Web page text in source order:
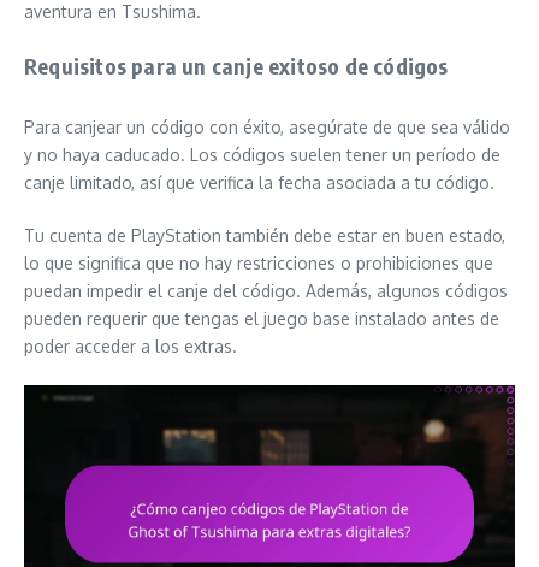
aventura en Tsushima.
Requisitos para un canje exitoso de códigos
Para canjear un código con éxito, asegúrate de que sea válido
y no haya caducado. Los códigos suelen tener un período de
canje limitado, así que verifica la fecha asociada a tu código.
Tu cuenta de PlayStation también debe estar en buen estado,
lo que significa que no hay restricciones o prohibiciones que
puedan impedir el canje del código. Además, algunos códigos
pueden requerir que tengas el juego base instalado antes de
poder acceder a los extras.